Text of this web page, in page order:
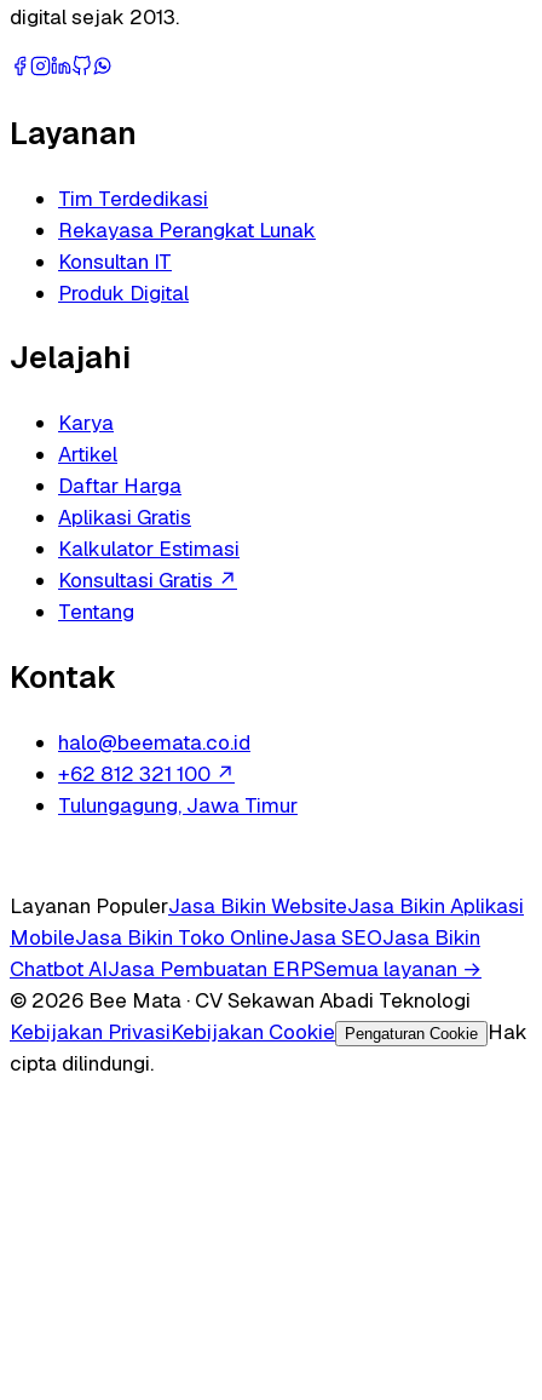
digital sejak 2013.
Layanan
Tim Terdedikasi
Rekayasa Perangkat Lunak
Konsultan IT
Produk Digital
Jelajahi
Karya
Artikel
Daftar Harga
Aplikasi Gratis
Kalkulator Estimasi
Konsultasi Gratis ↗
Tentang
Kontak
halo@beemata.co.id
+62 812 321 100 ↗
Tulungagung, Jawa Timur
Layanan PopulerJasa Bikin WebsiteJasa Bikin Aplikasi
MobileJasa Bikin Toko OnlineJasa SEOJasa Bikin
Chatbot AIJasa Pembuatan ERPSemua layanan →
© 2026 Bee Mata · CV Sekawan Abadi Teknologi
Kebijakan PrivasiKebijakan Cookie Pengaturan Cookie
Hak
cipta dilindungi.